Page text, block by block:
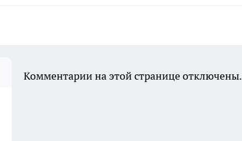
Комментарии на этой странице отключены.